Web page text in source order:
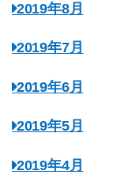
2019年8月
2019年7月
2019年6月
2019年5月
2019年4月